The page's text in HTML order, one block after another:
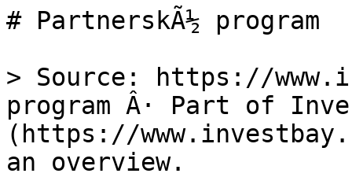
# PartnerskÃ½ program
> Source: https://
program Â· Part of
(https://
an overview.